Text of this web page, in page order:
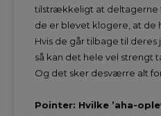
tilstrækkeligt at deltagerne
de er blevet klogere, at de
Hvis de går tilbage til
så kan det hele vel
Og det sker desværre alt
Pointer: Hvilke ’aha-